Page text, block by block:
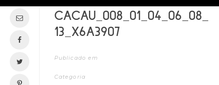
CACAU_008_01_04_06_08_
13_X6A3907
Publicado em
Categoria